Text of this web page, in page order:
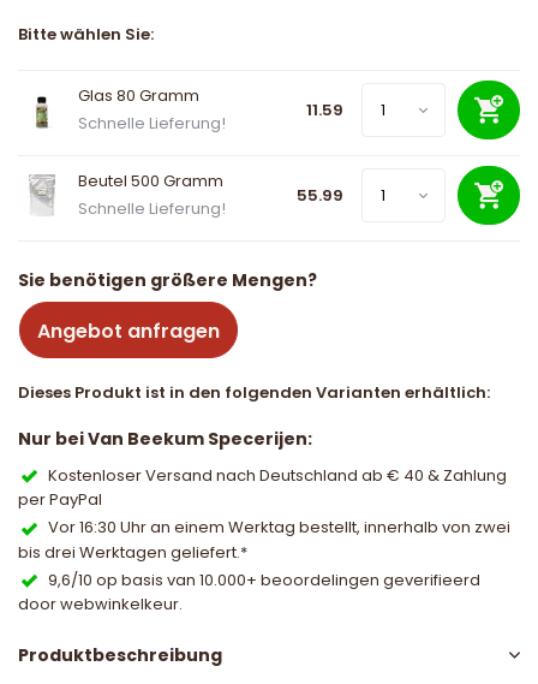
Bitte wählen Sie:
Glas 80 Gramm
Schnelle Lieferung!
11.59
Beutel 500 Gramm
Schnelle Lieferung!
55.99
Sie benötigen größere Mengen?
Angebot anfragen
Dieses Produkt ist in den folgenden Varianten erhältlich:
Nur bei Van Beekum Specerijen:
Kostenloser Versand nach Deutschland ab € 40 & Zahlung
per PayPal
Vor 16:30 Uhr an einem Werktag bestellt, innerhalb von zwei
bis drei Werktagen geliefert.*
9,6/10 op basis van 10.000+ beoordelingen geverifieerd
door webwinkelkeur.
Produktbeschreibung